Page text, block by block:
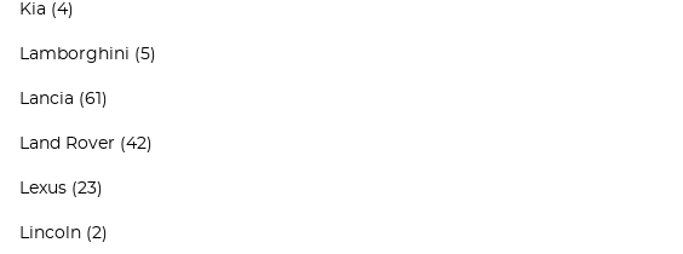
Kia (4)
Lamborghini (5)
Lancia (61)
Land Rover (42)
Lexus (23)
Lincoln (2)